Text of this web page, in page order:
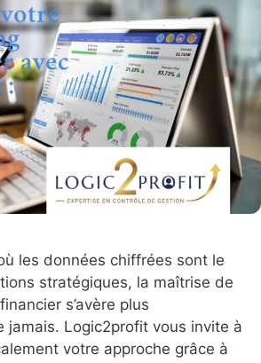
les données chiffrées sont le
stratégiques, la maîtrise de
s’avère plus
jamais. Logic2profit vous invite à
votre approche grâce à